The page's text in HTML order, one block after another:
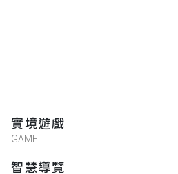
實境遊戲
GAME
智慧導覽